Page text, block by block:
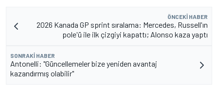
ÖNCEKI HABER
2026 Kanada GP sprint sıralama: Mercedes, Russell'ın
pole'ü ile ilk çizgiyi kapattı; Alonso kaza yaptı
SONRAKI HABER
Antonelli: "Güncellemeler bize yeniden avantaj
kazandırmış olabilir"